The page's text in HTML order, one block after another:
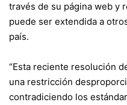
través de su página web y
puede ser extendida a
país.
“Esta reciente resolución
una restricción
contradiciendo los